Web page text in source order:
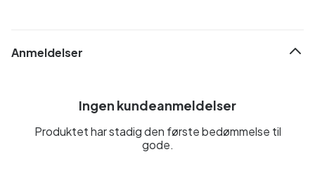
Anmeldelser
Ingen kundeanmeldelser
Produktet har stadig den første bedømmelse til
gode.